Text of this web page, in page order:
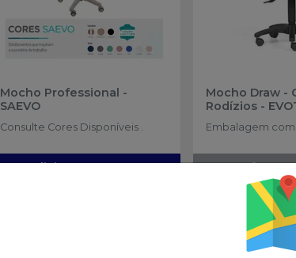
Mocho Professional -
SAEVO
Consulte Cores Disponíveis .
Solicitar orçamento
Mocho Draw -
Rodízios -
Embalagem com
Sugira